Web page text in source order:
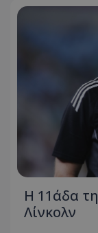
Η 11άδα
Λίνκολν